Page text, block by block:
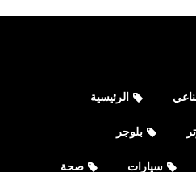
الرئيسية
بلوجر
سيارات صحة